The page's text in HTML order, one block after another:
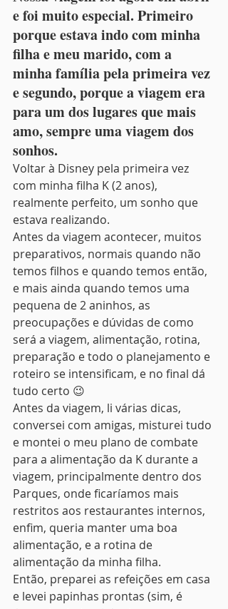
e foi muito especial. Primeiro
porque estava indo com minha
filha e meu marido, com a
minha família pela primeira vez
e segundo, porque a viagem era
para um dos lugares que mais
amo, sempre uma viagem dos
sonhos.
Voltar à Disney pela primeira vez
com minha filha K (2 anos),
realmente perfeito, um sonho que
estava realizando.
Antes da viagem acontecer, muitos
preparativos, normais quando não
temos filhos e quando temos então,
e mais ainda quando temos uma
pequena de 2 aninhos, as
preocupações e dúvidas de como
será a viagem, alimentação, rotina,
preparação e todo o planejamento e
roteiro se intensificam, e no final dá
tudo certo 😉
Antes da viagem, li várias dicas,
conversei com amigas, misturei tudo
e montei o meu plano de combate
para a alimentação da K durante a
viagem, principalmente dentro dos
Parques, onde ficaríamos mais
restritos aos restaurantes internos,
enfim, queria manter uma boa
alimentação, e a rotina de
alimentação da minha filha.
Então, preparei as refeições em casa
e levei papinhas prontas (sim, é